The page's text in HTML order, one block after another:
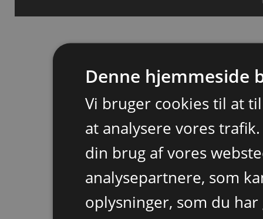
Denne hjemmeside
Vi bruger cookies til at
at analysere vores
din brug af vores
analysepartnere, som
oplysninger, som du